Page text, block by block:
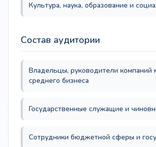
Культура, наука, образование и
Состав аудитории
Владельцы, руководители компаний
среднего бизнеса
Государственные служащие и
Сотрудники бюджетной сферы и